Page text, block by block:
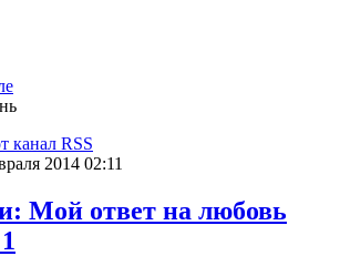
канал RSS
2014 02:11
Мой ответ на любовь